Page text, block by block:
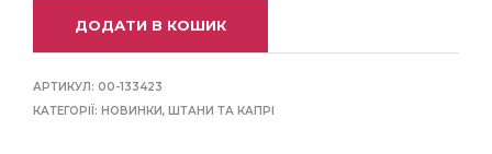
ДОДАТИ В КОШИК
АРТИКУЛ: 00-133423
КАТЕГОРІЇ: НОВИНКИ, ШТАНИ ТА КАПРІ